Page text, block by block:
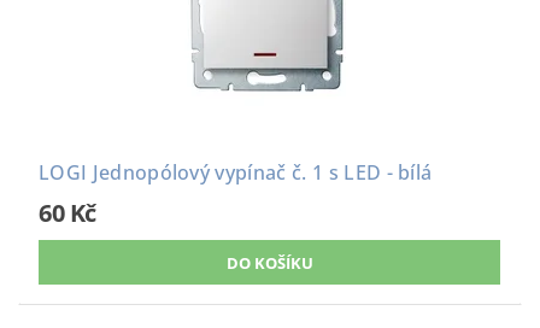
LOGI Jednopólový vypínač č. 1 s LED - bílá
60 Kč